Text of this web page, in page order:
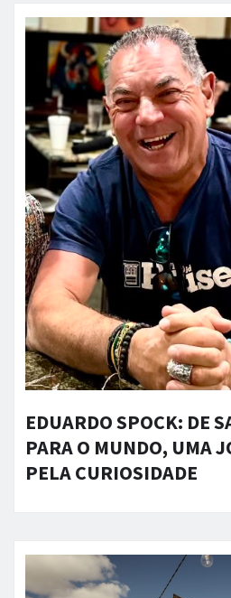
EDUARDO SPOCK: DE
PARA O MUNDO, UMA
PELA CURIOSIDADE